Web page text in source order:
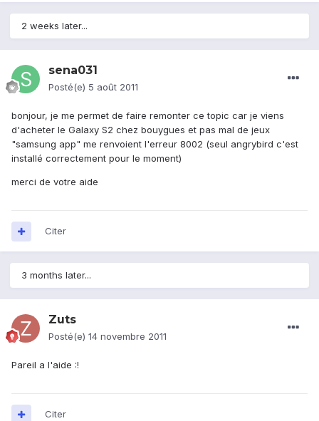
2 weeks later...
sena031
Posté(e) 5 août 2011
bonjour, je me permet de faire remonter ce topic car je viens
d'acheter le Galaxy S2 chez bouygues et pas mal de jeux
"samsung app" me renvoient l'erreur 8002 (seul angrybird c'est
installé correctement pour le moment)
merci de votre aide
Citer
3 months later...
Zuts
Posté(e) 14 novembre 2011
Pareil a l'aide :!
Citer